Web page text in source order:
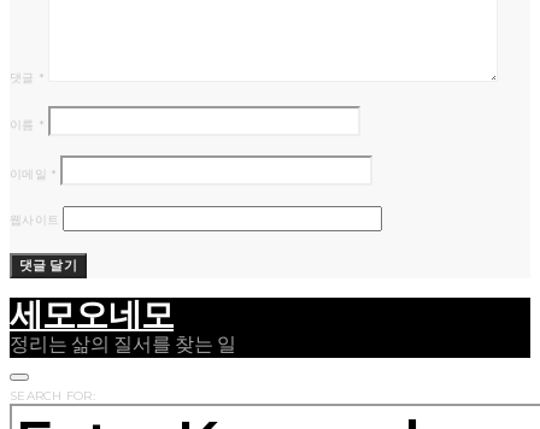
댓글 *
이름 *
이메일 *
웹사이트
세모오네모
정리는 삶의 질서를 찾는 일
SEARCH FOR: